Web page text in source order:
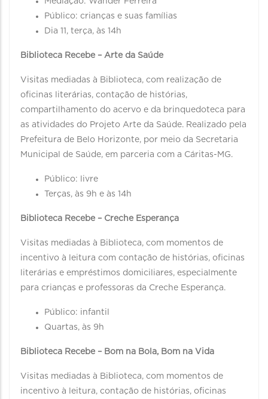
Público: crianças e suas famílias
Dia 11, terça, às 14h
Biblioteca Recebe – Arte da Saúde
Visitas mediadas à Biblioteca, com realização de
oficinas literárias, contação de histórias,
compartilhamento do acervo e da brinquedoteca para
as atividades do Projeto Arte da Saúde. Realizado pela
Prefeitura de Belo Horizonte, por meio da Secretaria
Municipal de Saúde, em parceria com a Cáritas-MG.
Público: livre
Terças, às 9h e às 14h
Biblioteca Recebe – Creche Esperança
Visitas mediadas à Biblioteca, com momentos de
incentivo à leitura com contação de histórias, oficinas
literárias e empréstimos domiciliares, especialmente
para crianças e professoras da Creche Esperança.
Público: infantil
Quartas, às 9h
Biblioteca Recebe – Bom na Bola, Bom na Vida
Visitas mediadas à Biblioteca, com momentos de
incentivo à leitura, contação de histórias, oficinas